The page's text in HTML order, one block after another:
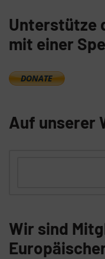
Unterstütze
mit einer
Auf unserer
Wir sind